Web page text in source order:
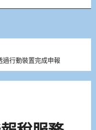
行動裝置完成申報